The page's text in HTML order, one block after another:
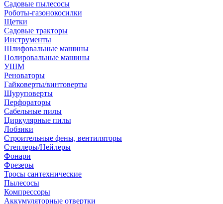
Садовые пылесосы
Роботы-газонокосилки
Щетки
Садовые тракторы
Инструменты
Шлифовальные машины
Полировальные машины
УШМ
Реноваторы
Гайковерты/винтоверты
Шуруповерты
Перфораторы
Сабельные пилы
Циркулярные пилы
Лобзики
Строительные фены, вентиляторы
Степлеры/Нейлеры
Фонари
Фрезеры
Тросы сантехнические
Пылесосы
Компрессоры
Аккумуляторные отвертки